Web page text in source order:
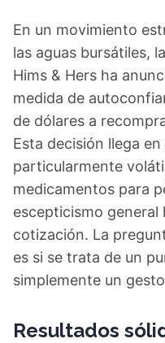
En un movimiento
las aguas bursátiles,
Hims & Hers ha
medida de
de dólares a
Esta decisión llega
particularmente
medicamentos para
escepticismo general
cotización. La
es si se trata de un
simplemente un
Resultados